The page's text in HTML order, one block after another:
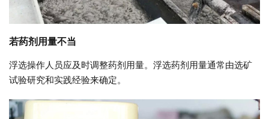
若药剂用量不当
浮选操作人员应及时调整药剂用量。浮选药剂用量通常由选矿
试验研究和实践经验来确定。